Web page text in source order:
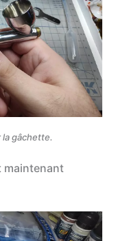
la gâchette.
maintenant